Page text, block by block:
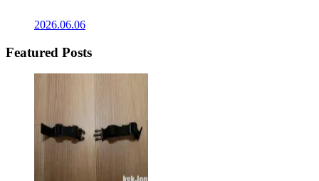
2026.06.06
Featured Posts